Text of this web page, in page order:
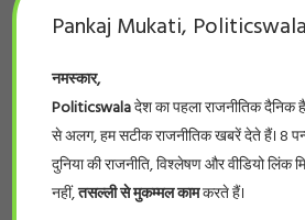
Pankaj Mukati, Politicswala
नमस्कार,
Politicswalaदेश का पहला राजनीतिक दैनिक
से अलग, हम सटीक राजनीतिक खबरें देते हैं। 8
दुनिया की राजनीति, विश्लेषण और वीडियो लिंक
नहीं,तसल्ली से मुकम्मल कामकरते हैं।